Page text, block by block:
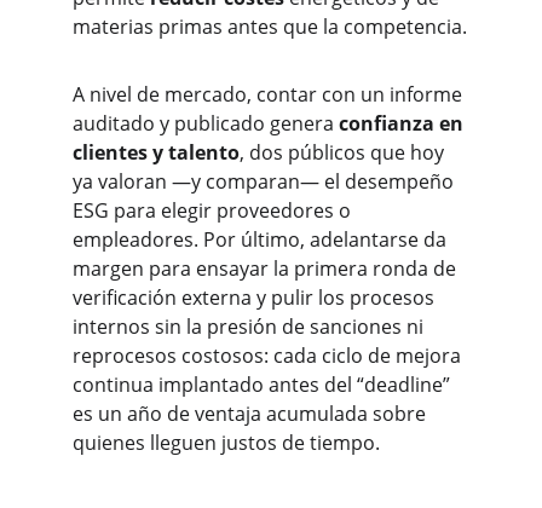
materias primas antes que la competencia.
A nivel de mercado, contar con un informe
auditado y publicado genera confianza en
clientes y talento, dos públicos que hoy
ya valoran —y comparan— el desempeño
ESG para elegir proveedores o
empleadores. Por último, adelantarse da
margen para ensayar la primera ronda de
verificación externa y pulir los procesos
internos sin la presión de sanciones ni
reprocesos costosos: cada ciclo de mejora
continua implantado antes del “deadline”
es un año de ventaja acumulada sobre
quienes lleguen justos de tiempo.